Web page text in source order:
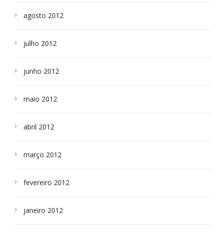
agosto 2012
julho 2012
junho 2012
maio 2012
abril 2012
março 2012
fevereiro 2012
janeiro 2012